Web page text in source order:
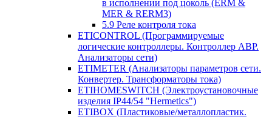
в исполнении под цоколь (ERM &
MER & RERM3)
5.9 Реле контроля тока
ETICONTROL (Программируемые
логические контроллеры. Контроллер АВР.
Анализаторы сети)
ETIMETER (Анализаторы параметров сети.
Конвертер. Трансформаторы тока)
ETIHOMESWITCH (Электроустановочные
изделия IP44/54 "Hermetics")
ETIBOX (Пластиковые/металлопластик.